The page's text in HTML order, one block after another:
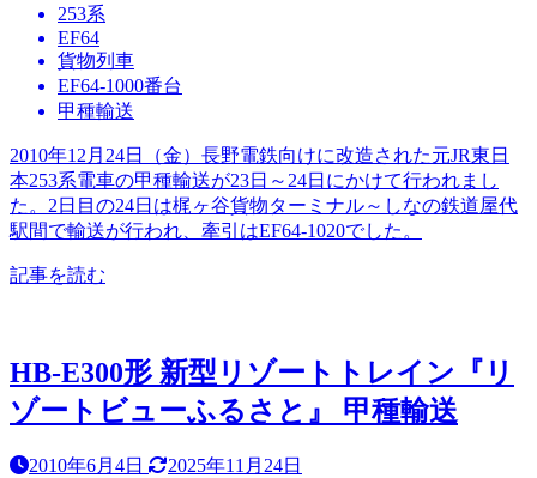
253系
EF64
貨物列車
EF64-1000番台
甲種輸送
2010年12月24日（金）長野電鉄向けに改造された元JR東日
本253系電車の甲種輸送が23日～24日にかけて行われまし
た。2日目の24日は梶ヶ谷貨物ターミナル～しなの鉄道屋代
駅間で輸送が行われ、牽引はEF64-1020でした。
記事を読む
HB-E300形 新型リゾートトレイン『リ
ゾートビューふるさと』 甲種輸送
2010年6月4日 2025年11月24日